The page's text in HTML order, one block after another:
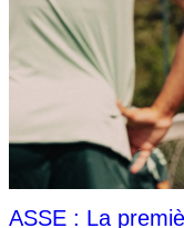
ASSE : La